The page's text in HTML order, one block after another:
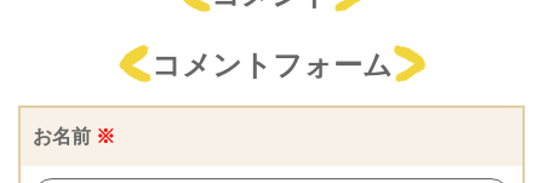
コメントフォーム
お名前 ※